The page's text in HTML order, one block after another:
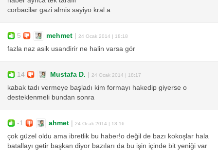
corbacilar gazi almis sayiyo kral a
5 mehmet | 24 Ocak 2014 | 18:18
fazla naz asik usandirir ne halin varsa gör
14 Mustafa D. | 24 Ocak 2014 | 18:17
kabak tadı vermeye başladı kim formayı hakedip giyerse o
desteklenmeli bundan sonra
-1 ahmet | 24 Ocak 2014 | 18:16
çok güzel oldu ama ibretlik bu haber!o değil de bazı kokoşlar hala
batallayı getir başkan diyor bazıları da bu işin içinde bit yeniği var